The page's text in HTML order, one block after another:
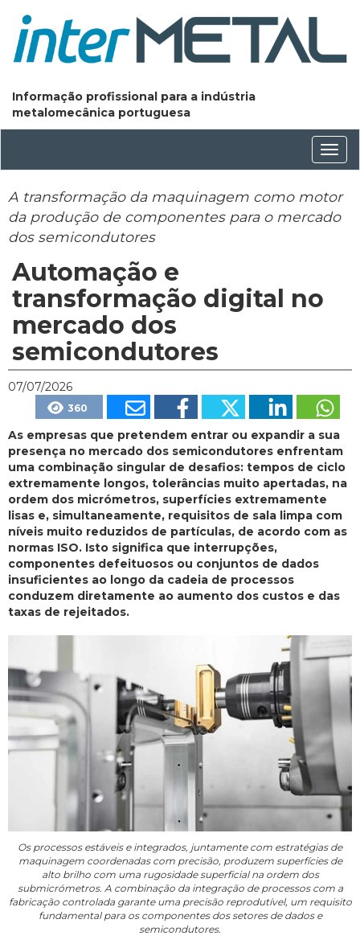
Informação profissional para a indústria
metalomecânica portuguesa
A transformação da maquinagem como motor
da produção de componentes para o mercado
dos semicondutores
Automação e
transformação digital no
mercado dos
semicondutores
07/07/2026
360
As empresas que pretendem entrar ou expandir a sua
presença no mercado dos semicondutores enfrentam
uma combinação singular de desafios: tempos de ciclo
extremamente longos, tolerâncias muito apertadas, na
ordem dos micrómetros, superfícies extremamente
lisas e, simultaneamente, requisitos de sala limpa com
níveis muito reduzidos de partículas, de acordo com as
normas ISO. Isto significa que interrupções,
componentes defeituosos ou conjuntos de dados
insuficientes ao longo da cadeia de processos
conduzem diretamente ao aumento dos custos e das
taxas de rejeitados.
Os processos estáveis e integrados, juntamente com estratégias de
maquinagem coordenadas com precisão, produzem superfícies de
alto brilho com uma rugosidade superficial na ordem dos
submicrómetros. A combinação da integração de processos com a
fabricação controlada garante uma precisão reprodutível, um requisito
fundamental para os componentes dos setores de dados e
semicondutores.